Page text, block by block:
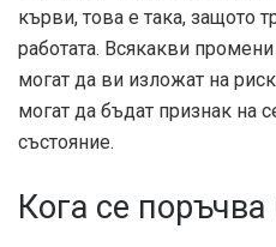
кърви, това е така, защото
работата. Всякакви
могат да ви изложат на
могат да бъдат признак на
състояние.
Кога се поръчва